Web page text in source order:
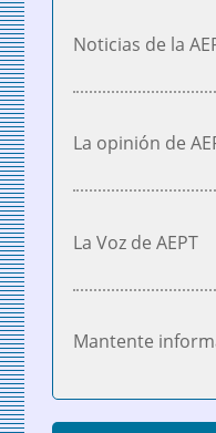
Noticias de la
La opinión de
La Voz de AEPT
Mantente